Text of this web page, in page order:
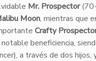
Mr. Prospector(70-
Moon, mientras que
Crafty
beneficiencia,
a través de dos hijos,